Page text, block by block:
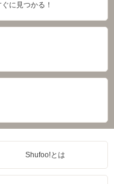
に見つかる！
Shufoo!とは